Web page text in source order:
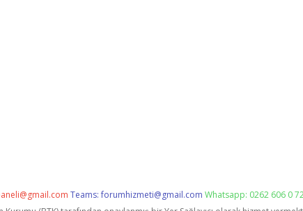
Teams:forumhizmeti@gmail.com Whatsapp: 0262 606 0